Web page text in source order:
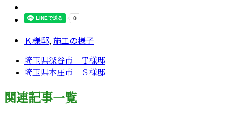
Ｋ様邸, 施工の様子
埼玉県深谷市 Ｔ様邸
埼玉県本庄市 Ｓ様邸
関連記事一覧